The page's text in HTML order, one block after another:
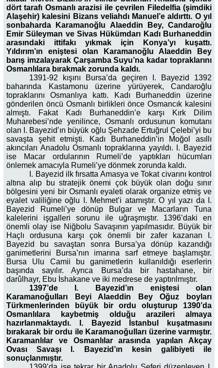
dört tarafı Osmanlı arazisi ile çevrilen Filedelfia (şimdiki
Alaşehir) kalesini Bizans veliahdı Manuel’e aldırttı. O yıl
sonbaharda Karamanoğlu Alaeddin Bey, Candaroğlu
Emir Süleyman ve Sivas Hükümdarı Kadı Burhaneddin
arasındaki ittifakı yıkmak için Konya’yı kuşattı.
Yıldırım’ın eniştesi olan Karamanoğlu Alaeddin Bey
barış imzalayarak Çarşamba Suyu’na kadar topraklarını
Osmanlılara bırakmak zorunda kaldı.
1391-92 kışını Bursa’da geçiren I. Bayezid 1392
baharında Kastamonu üzerine yürüyerek, Candaroğlu
topraklarını Osmanlıya kattı. Kadı Burhaneddin üzerine
gönderilen öncü Osmanlı birlikleri önce Osmancık kalesini
almıştı. Fakat Kadı Burhaneddin’e karşı Kırk Dilim
Muharebesi’nde yenilince, Osmanlı ordusunun komutanı
olan I. Bayezid’ın büyük oğlu Şehzade Ertuğrul Çelebi’yi bu
savaşta şehit etmişti. Kadı Burhaneddin’in Moğol asıllı
akıncıları Anadolu Osmanlı topraklarına yayıldı. I. Bayezid
ise Macar ordularının Rumeli’de yaptıkları hücumları
önlemek amacıyla Rumeli’ye dönmek zorunda kaldı.
I. Bayezid ilk fırsatta Amasya ve Tokat civarını kontrol
altına alıp bu stratejik önemi çok büyük olan doğu sınır
bölgesini yeni bir Osmanlı eyaleti olarak organize etmiş ve
eyalet valiliğine oğlu I. Mehmet’i atamıştır. O yıl yazı da I.
Bayezid Rumeli’ye dönüp Bulgar ve Macarların Tuna
kalelerini işgalleri sorunu ile uğraşmıştır. 1396’daki en
önemli olay ise Niğbolu Savaşının yapılmasıdır. Büyük bir
Haçlı ordusuna karşı çok önemli bir zafer kazanan I.
Bayezid bu savaştan sonra Bursa’ya dönüp kazandığı
ganimetlerini Bursa’nın imarına sarf etmeye başlamıştır.
Bursa Ulu Camii bu ganimetlerin kullanıldığı eserlerin
başında sayılır. Ayrıca Bursa’da bir hastahane, bir
darûlhayr, Ebu İshakane ve iki medrese de yaptırılmıştır.
1397’de I. Bayezid’ın eniştesi olan
Karamanoğulları Beyi Alaeddin Bey Oğuz boyları
Türkmenlerinden büyük bir ordu oluşturup 1390’da
Osmanlılara kaybetmiş olduğu arazileri almaya
hazırlanmaktaydı. I. Bayezid İstanbul kuşatmasını
bırakarak bir ordu ile Karamanoğulları üzerine varmıştır.
Karamanlılar ve Osmanlılar arasında yapılan Akçay
Ovası Savaşı I. Bayezid’ın kesin galibiyeti ile
sonuçlanmıştır.